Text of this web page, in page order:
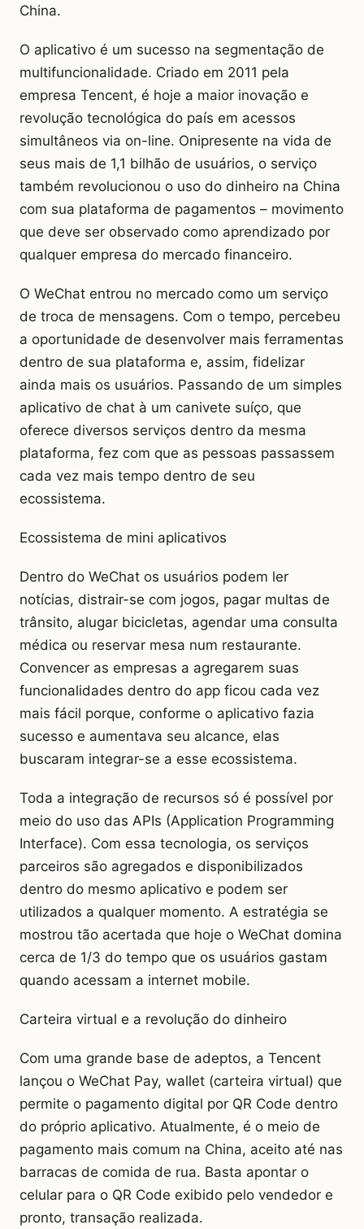
China.
O aplicativo é um sucesso na segmentação de
multifuncionalidade. Criado em 2011 pela
empresa Tencent, é hoje a maior inovação e
revolução tecnológica do país em acessos
simultâneos via on-line. Onipresente na vida de
seus mais de 1,1 bilhão de usuários, o serviço
também revolucionou o uso do dinheiro na China
com sua plataforma de pagamentos – movimento
que deve ser observado como aprendizado por
qualquer empresa do mercado financeiro.
O WeChat entrou no mercado como um serviço
de troca de mensagens. Com o tempo, percebeu
a oportunidade de desenvolver mais ferramentas
dentro de sua plataforma e, assim, fidelizar
ainda mais os usuários. Passando de um simples
aplicativo de chat à um canivete suíço, que
oferece diversos serviços dentro da mesma
plataforma, fez com que as pessoas passassem
cada vez mais tempo dentro de seu
ecossistema.
Ecossistema de mini aplicativos
Dentro do WeChat os usuários podem ler
notícias, distrair-se com jogos, pagar multas de
trânsito, alugar bicicletas, agendar uma consulta
médica ou reservar mesa num restaurante.
Convencer as empresas a agregarem suas
funcionalidades dentro do app ficou cada vez
mais fácil porque, conforme o aplicativo fazia
sucesso e aumentava seu alcance, elas
buscaram integrar-se a esse ecossistema.
Toda a integração de recursos só é possível por
meio do uso das APIs (Application Programming
Interface). Com essa tecnologia, os serviços
parceiros são agregados e disponibilizados
dentro do mesmo aplicativo e podem ser
utilizados a qualquer momento. A estratégia se
mostrou tão acertada que hoje o WeChat domina
cerca de 1/3 do tempo que os usuários gastam
quando acessam a internet mobile.
Carteira virtual e a revolução do dinheiro
Com uma grande base de adeptos, a Tencent
lançou o WeChat Pay, wallet (carteira virtual) que
permite o pagamento digital por QR Code dentro
do próprio aplicativo. Atualmente, é o meio de
pagamento mais comum na China, aceito até nas
barracas de comida de rua. Basta apontar o
celular para o QR Code exibido pelo vendedor e
pronto, transação realizada.